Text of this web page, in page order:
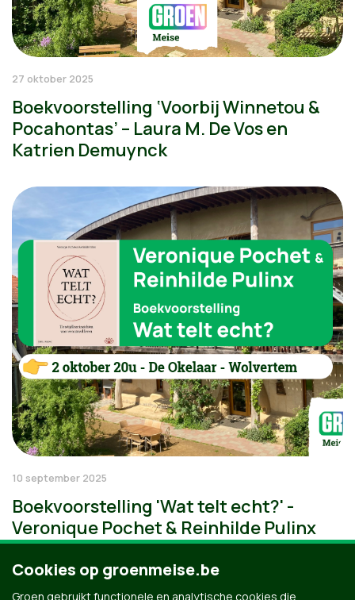
27 oktober 2025
Boekvoorstelling ‘Voorbij Winnetou &
Pocahontas’ – Laura M. De Vos en
Katrien Demuynck
10 september 2025
Boekvoorstelling 'Wat telt echt?' -
Veronique Pochet & Reinhilde Pulinx
Cookies op groenmeise.be
Groen gebruikt functionele en analytische cookies die